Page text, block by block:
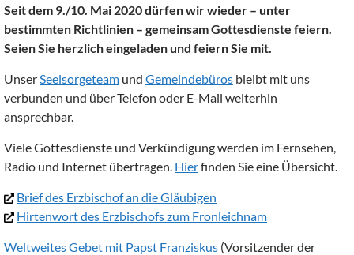
Seit dem 9./10. Mai 2020 dürfen wir wieder – unter
bestimmten Richtlinien – gemeinsam Gottesdienste feiern.
Seien Sie herzlich eingeladen und feiern Sie mit.
Unser Seelsorgeteam und Gemeindebüros bleibt mit uns
verbunden und über Telefon oder E-Mail weiterhin
ansprechbar.
Viele Gottesdienste und Verkündigung werden im Fernsehen,
Radio und Internet übertragen. Hierfinden Sie eine Übersicht.
Brief des Erzbischof an die Gläubigen
Hirtenwort des Erzbischofs zum Fronleichnam
Weltweites Gebet mit Papst Franziskus (Vorsitzender der